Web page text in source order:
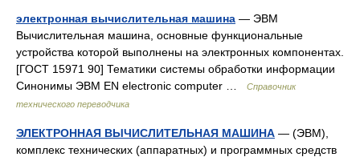
электронная вычислительная машина — ЭВМ
Вычислительная машина, основные функциональные
устройства которой выполнены на электронных компонентах.
[ГОСТ 15971 90] Тематики системы обработки информации
Синонимы ЭВМ EN electronic computer …
Справочник
технического переводчика
ЭЛЕКТРОННАЯ ВЫЧИСЛИТЕЛЬНАЯ МАШИНА — (ЭВМ),
комплекс технических (аппаратных) и программных средств